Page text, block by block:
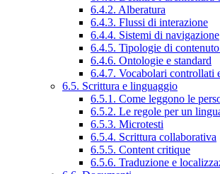
6.4.2. Alberatura
6.4.3. Flussi di interazione
6.4.4. Sistemi di navigazione
6.4.5. Tipologie di
6.4.6. Ontologie e standard
6.4.7. Vocabolari controllati
6.5. Scrittura e linguaggio
6.5.1. Come leggono le
6.5.2. Le regole per un
6.5.3. Microtesti
6.5.4. Scrittura collaborativa
6.5.5. Content critique
6.5.6. Traduzione e